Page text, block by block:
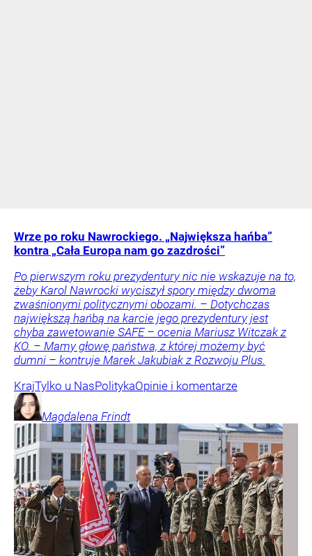
Wrze po roku Nawrockiego. „Największa hańba”
kontra „Cała Europa nam go zazdrości”
Po pierwszym roku prezydentury nic nie wskazuje na to,
żeby Karol Nawrocki wyciszył spory między dwoma
zwaśnionymi politycznymi obozami. – Dotychczas
największą hańbą na karcie jego prezydentury jest
chyba zawetowanie SAFE – ocenia Mariusz Witczak z
KO. – Mamy głowę państwa, z której możemy być
dumni – kontruje Marek Jakubiak z Rozwoju Plus.
KrajTylko u NasPolitykaOpinie i komentarze
Magdalena Frindt